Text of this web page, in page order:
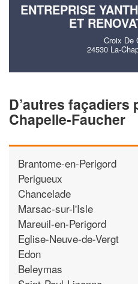
ENTREPRISE
ET
Croix De
24530 La-
D’autres façadiers
Chapelle-Faucher
Brantome-en-Perigord
Perigueux
Chancelade
Marsac-sur-l'Isle
Mareuil-en-Perigord
Eglise-Neuve-de-Vergt
Edon
Beleymas
nouveaux